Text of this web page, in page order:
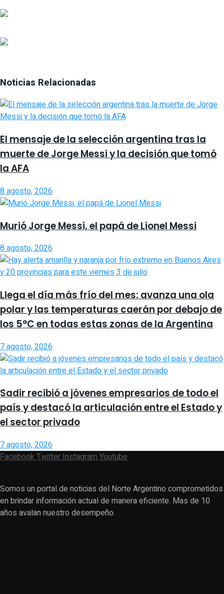
Noticias Relacionadas
El mensaje de la selección argentina tras la
muerte de Jorge Messi y la decisión que tomó
la AFA
8 agosto, 2026
Murió Jorge Messi, el papá de Lionel Messi
8 agosto, 2026
Llega el día más frío del mes: avanza una ola
polar y las temperaturas caerán por debajo de
los 5°C en todas estas zonas de la Argentina
7 agosto, 2026
Sadir recibió a jóvenes empresarios de todo el
país y destacó la articulación entre el Estado y
el sector privado
7 agosto, 2026
FacebookTwitterInstagramYoutube
Somos un portal de noticias del Norte Argentino comprometidos
en brindar información actual de manera eficiente. Mas de 10
años avalan nuestro desempeño.